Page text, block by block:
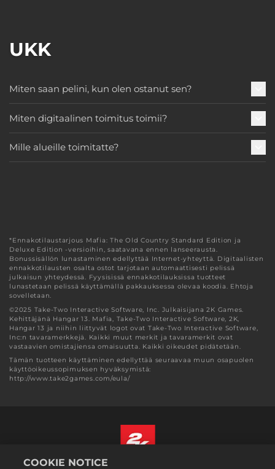
UKK
Miten saan pelini, kun olen ostanut sen?
Miten digitaalinen toimitus toimii?
Mille alueille toimitatte?
*Ennakotilaustarjous Mafia: The Old Country Standard Edition ja
Deluxe Edition -versioihin, saatavana ennen lanseerausta.
Bonussisällön lunastaminen edellyttää Internet-yhteyttä. Digitaalisten
ennakkotilausten osalta ostot tarjotaan automaattisesti pelissä
julkaisun yhteydessä. Fyysisissä ennakkotilauksissa tuotteet
lunastetaan pelissä käyttämällä pakkauksessa olevaa koodia. Ehtoja
sovelletaan.
©2025 Take-Two Interactive Software, Inc. Julkaisijana 2K Games.
Kehittäjänä Hangar 13. Mafia, Take-Two Interactive Software, 2K,
Hangar 13 ja niihin liittyvät logot ovat Take-Two Interactive Software,
Inc:n tavaramerkkejä. Kaikki muut merkit ja tavaramerkit ovat
vastaavien omistajiensa omaisuutta. Kaikki oikeudet pidätetään.
Tämän tuotteen käyttäminen edellyttää seuraavaa muun osapuolen
käyttöoikeussopimuksen hyväksymistä:
http://www.take2games.com/eula/
COOKIE NOTICE